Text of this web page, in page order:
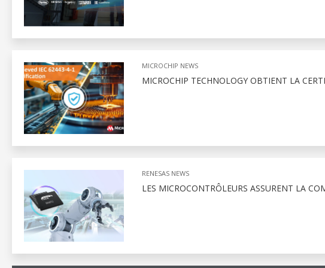
MICROCHIP NEWS
MICROCHIP TECHNOLOGY OBTIENT LA
RENESAS NEWS
LES MICROCONTRÔLEURS ASSURENT LA